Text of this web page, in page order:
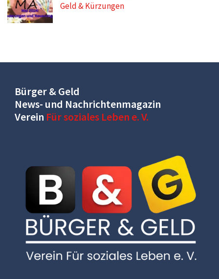
Geld & Kürzungen
Bürger & Geld
News- und Nachrichtenmagazin
Verein Für soziales Leben e. V.